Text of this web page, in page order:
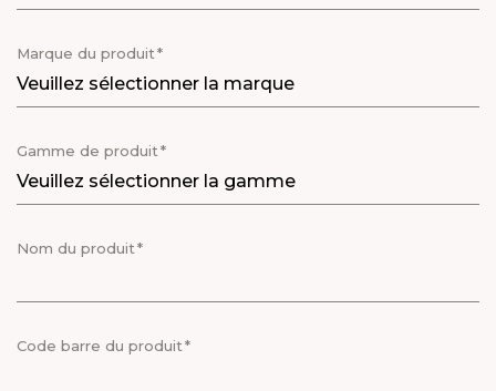
Marque du produit
Gamme de produit
Nom du produit
Code barre du produit
MEET OUR PLANET-
FRIENDLY FOOD
PACKAGING